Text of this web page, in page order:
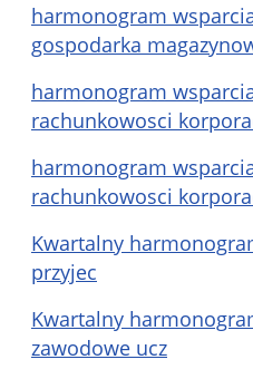
harmonogram
gospodarka
harmonogram
rachunkowosci
harmonogram
rachunkowosci
Kwartalny
przyjec
Kwartalny
zawodowe ucz